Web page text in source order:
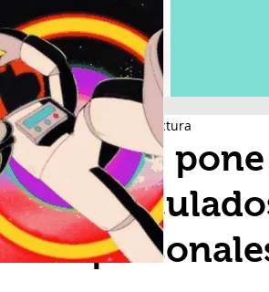
CJN
1 min de lectura